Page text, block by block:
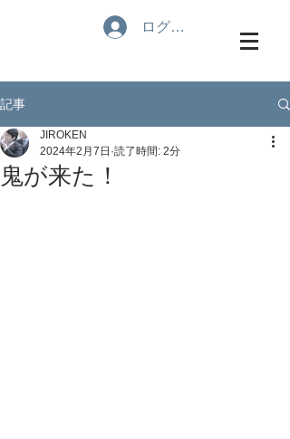
ログイン
記事
鬼が来た！
JIROKEN
2024年2月7日 読了時間: 2分